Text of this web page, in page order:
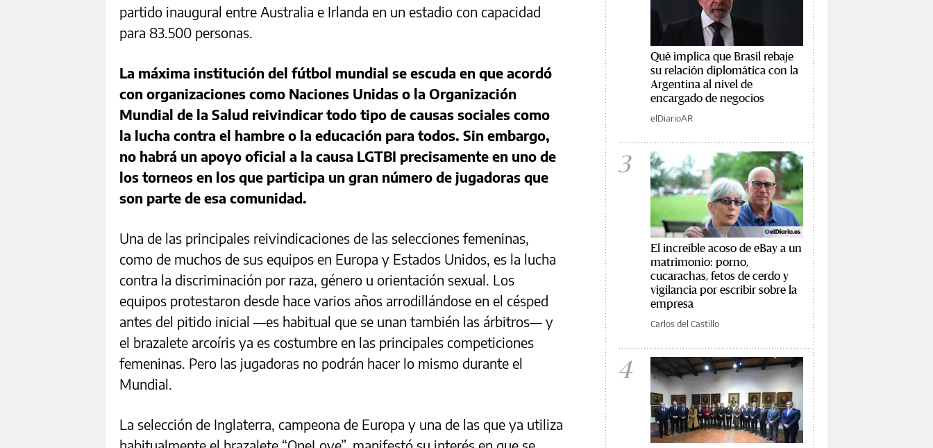
partido inaugural entre Australia e Irlanda en un estadio con capacidad
para 83.500 personas.
La máxima institución del fútbol mundial se escuda en que acordó
con organizaciones como Naciones Unidas o la Organización
Mundial de la Salud reivindicar todo tipo de causas sociales como
la lucha contra el hambre o la educación para todos. Sin embargo,
no habrá un apoyo oficial a la causa LGTBI precisamente en uno de
los torneos en los que participa un gran número de jugadoras que
son parte de esa comunidad.
Una de las principales reivindicaciones de las selecciones femeninas,
como de muchos de sus equipos en Europa y Estados Unidos, es la lucha
contra la discriminación por raza, género u orientación sexual. Los
equipos protestaron desde hace varios años arrodillándose en el césped
antes del pitido inicial —es habitual que se unan también las árbitros— y
el brazalete arcoíris ya es costumbre en las principales competiciones
femeninas. Pero las jugadoras no podrán hacer lo mismo durante el
Mundial.
La selección de Inglaterra, campeona de Europa y una de las que ya utiliza
Qué implica que Brasil rebaje
su relación diplomática con la
Argentina al nivel de
encargado de negocios
elDiarioAR
3
El increíble acoso de eBay a un
matrimonio: porno,
cucarachas, fetos de cerdo y
vigilancia por escribir sobre la
empresa
Carlos del Castillo
4